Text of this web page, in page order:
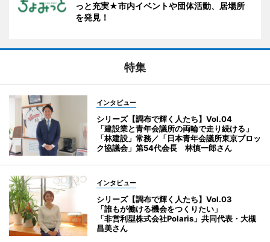
っと充実★市内イベントや団体活動、居場所
を発見！
特集
インタビュー
シリーズ【調布で輝く人たち】Vol.04
「建設業と青年会議所の両輪で走り続ける」
「林建設」常務／「日本青年会議所東京ブロッ
ク協議会」第54代会長 林慎一郎さん
インタビュー
シリーズ【調布で輝く人たち】Vol.03
「誰もが働ける機会をつくりたい」
「非営利型株式会社Polaris」共同代表・大槻
昌美さん